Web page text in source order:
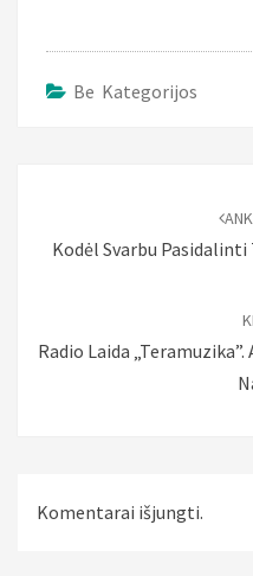
Be Kategorijos
Kodėl Svarbu
Radio Laida
Komentarai išjungti.